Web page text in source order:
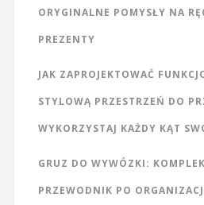
ORYGINALNE POMYSŁY NA
PREZENTY
JAK ZAPROJEKTOWAĆ
STYLOWĄ PRZESTRZEŃ DO
WYKORZYSTAJ KAŻDY KĄT
GRUZ DO WYWÓZKI:
PRZEWODNIK PO